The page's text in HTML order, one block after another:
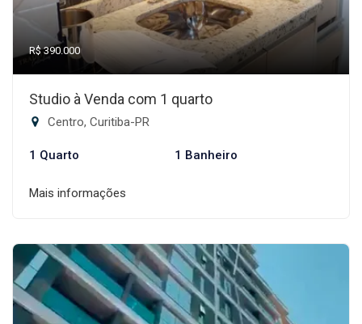
R$ 390.000
Studio à Venda com 1 quarto
Centro, Curitiba-PR
1 Quarto 1 Banheiro
Mais informações